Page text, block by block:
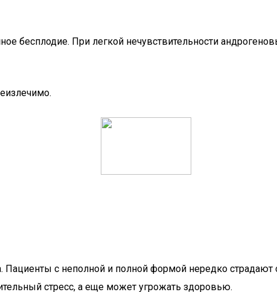
бесплодие. При легкой нечувствительности
с неполной и полной формой нередко страдают
стресс, а еще может угрожать здоровью.